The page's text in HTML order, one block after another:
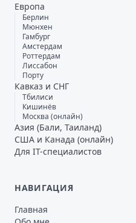
Европа
Берлин
Мюнхен
Гамбург
Амстердам
Роттердам
Лиссабон
Порту
Кавказ и СНГ
Тбилиси
Кишинёв
Москва (онлайн)
Азия (Бали, Таиланд)
США и Канада (онлайн)
Для IT-специалистов
НАВИГАЦИЯ
Главная